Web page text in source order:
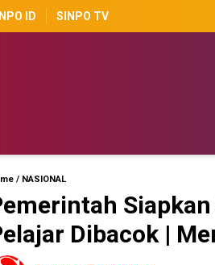
ID SINPO TV
/ NASIONAL
Dibacok |